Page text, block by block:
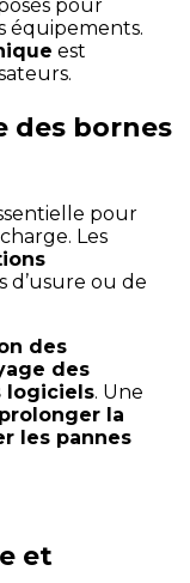
pour
équipements.
est
des bornes
pour
Les
d’usure ou de
des
des
logiciels. Une
prolonger la
les pannes
et